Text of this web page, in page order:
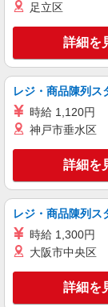
キー
足立区
詳細を
レジ・商品陳列ス
時給 1,120円
神戸市垂水区
詳細を
レジ・商品陳列ス
時給 1,300円
大阪市中央区
詳細を